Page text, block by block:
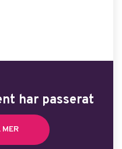
har passerat
MER